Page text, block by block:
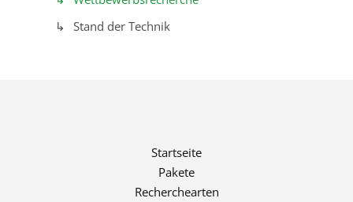
Stand der Technik
Startseite
Pakete
Recherchearten